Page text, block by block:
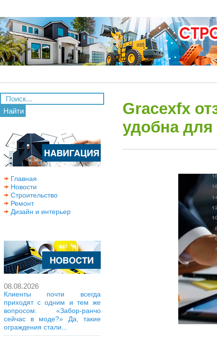
Найти
Главная
Новости
Строительство
Ремонт
Дизайн и интерьер
08.08.2026
Клиенты почти всегда
приходят с одним и тем же
вопросом: «Забор-ранчо
сейчас в моде?» Да, такие
ограждения стали...
Gracexfx
удобна